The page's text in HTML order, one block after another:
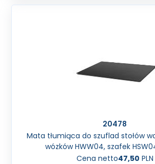
20478
Mata tłumiąca do szuflad stołów
wózków HWW04, szafek
Cena netto47,50 PLN